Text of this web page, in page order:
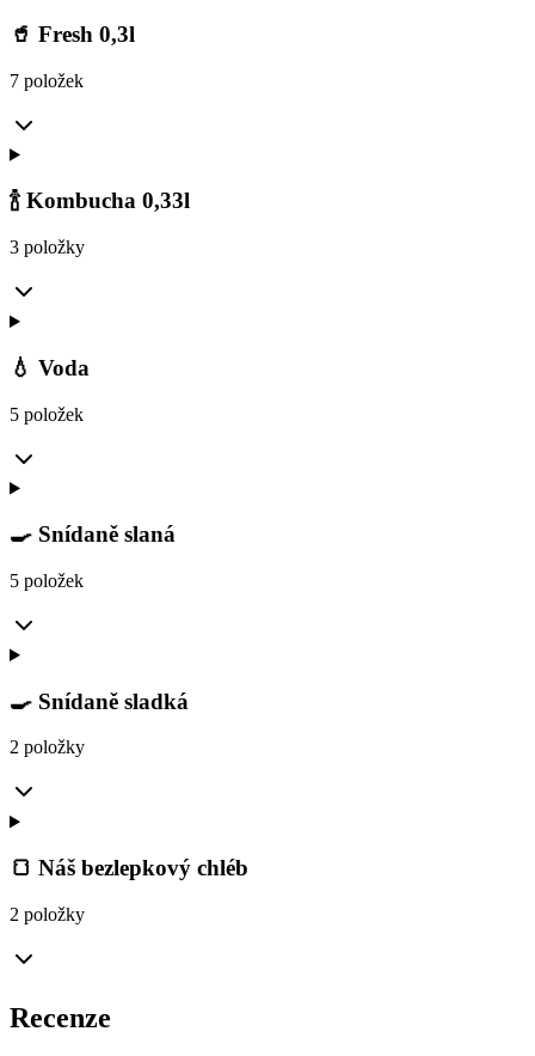
🥤 Fresh 0,3l
7 položek
🍾 Kombucha 0,33l
3 položky
💧 Voda
5 položek
🍳 Snídaně slaná
5 položek
🍳 Snídaně sladká
2 položky
🍞 Náš bezlepkový chléb
2 položky
Recenze